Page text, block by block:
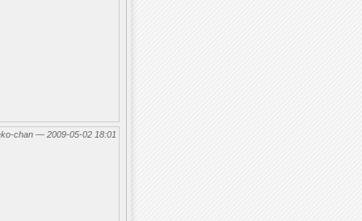
chan — 2009-05-02 18:01